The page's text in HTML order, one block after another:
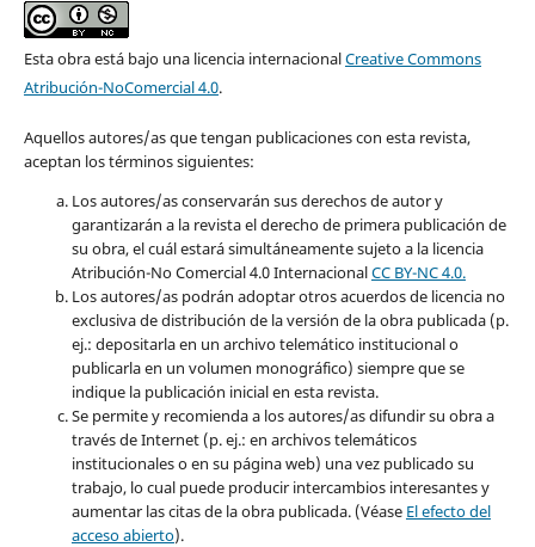
Esta obra está bajo una licencia internacionalCreative Commons
Atribución-NoComercial 4.0.
Aquellos autores/as que tengan publicaciones con esta revista,
aceptan los términos siguientes:
Los autores/as conservarán sus derechos de autor y
garantizarán a la revista el derecho de primera publicación de
su obra, el cuál estará simultáneamente sujeto a la licencia
Atribución-No Comercial 4.0 InternacionalCC BY-NC 4.0.
Los autores/as podrán adoptar otros acuerdos de licencia no
exclusiva de distribución de la versión de la obra publicada (p.
ej.: depositarla en un archivo telemático institucional o
publicarla en un volumen monográfico) siempre que se
indique la publicación inicial en esta revista.
Se permite y recomienda a los autores/as difundir su obra a
través de Internet (p. ej.: en archivos telemáticos
institucionales o en su página web) una vez publicado su
trabajo, lo cual puede producir intercambios interesantes y
aumentar las citas de la obra publicada. (Véase El efecto del
acceso abierto).